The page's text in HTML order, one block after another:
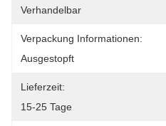
Verhandelbar
Verpackung Informationen:
Ausgestopft
Lieferzeit:
15-25 Tage